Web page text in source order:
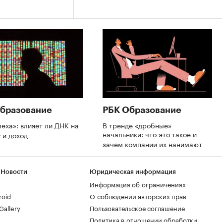
влияет ли ДНК на
доход
РБК Образование
В тренде «дробные»
начальники: что это такое и
зачем компании их нанимают
Юридическая информация
Информация об ограничениях
О соблюдении авторских прав
Пользовательское соглашение
Политика в отношении обработки